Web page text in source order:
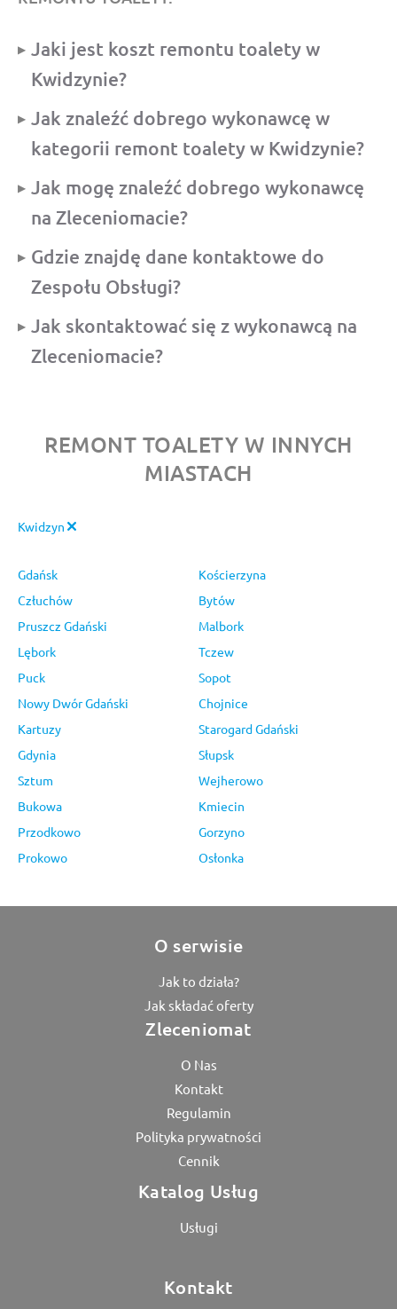
Jaki jest koszt remontu toalety w
Kwidzynie?
Jak znaleźć dobrego wykonawcę w
kategorii remont toalety w Kwidzynie?
Jak mogę znaleźć dobrego wykonawcę
na Zleceniomacie?
Gdzie znajdę dane kontaktowe do
Zespołu Obsługi?
Jak skontaktować się z wykonawcą na
Zleceniomacie?
REMONT TOALETY W INNYCH
MIASTACH
Kwidzyn
Gdańsk
Kościerzyna
Człuchów
Bytów
Pruszcz Gdański
Malbork
Lębork
Tczew
Puck
Sopot
Nowy Dwór Gdański
Chojnice
Kartuzy
Starogard Gdański
Gdynia
Słupsk
Sztum
Wejherowo
Bukowa
Kmiecin
Przodkowo
Gorzyno
Prokowo
Osłonka
O serwisie
Jak to działa?
Jak składać oferty
Zleceniomat
O Nas
Kontakt
Regulamin
Polityka prywatności
Cennik
Katalog Usług
Usługi
Kontakt